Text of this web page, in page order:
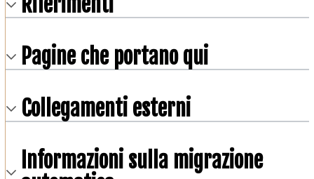
Pagine che portano qui
Collegamenti esterni
Informazioni sulla migrazione